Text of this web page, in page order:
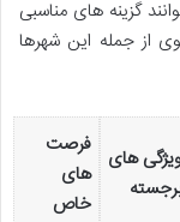
گزینه های مناسبی
از جمله این شهرها
های فرصت
های
خاص